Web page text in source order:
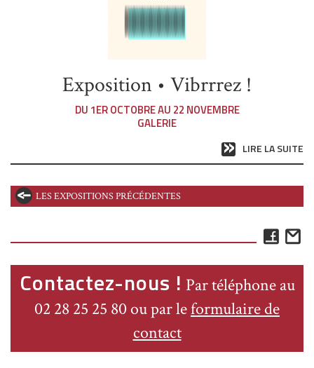
Exposition • Vibrrrez !
DU 1ER OCTOBRE AU 22 NOVEMBRE
GALERIE
LIRE LA SUITE
LES EXPOSITIONS PRÉCÉDENTES
Contactez-nous ! Par téléphone au
02 28 25 25 80 ou par leformulaire de
contact